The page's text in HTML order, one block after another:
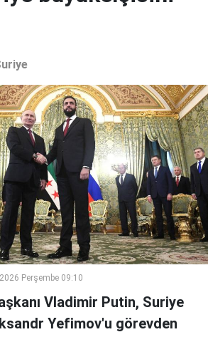
Perşembe 09:10
Vladimir Putin, Suriye
Yefimov'u görevden